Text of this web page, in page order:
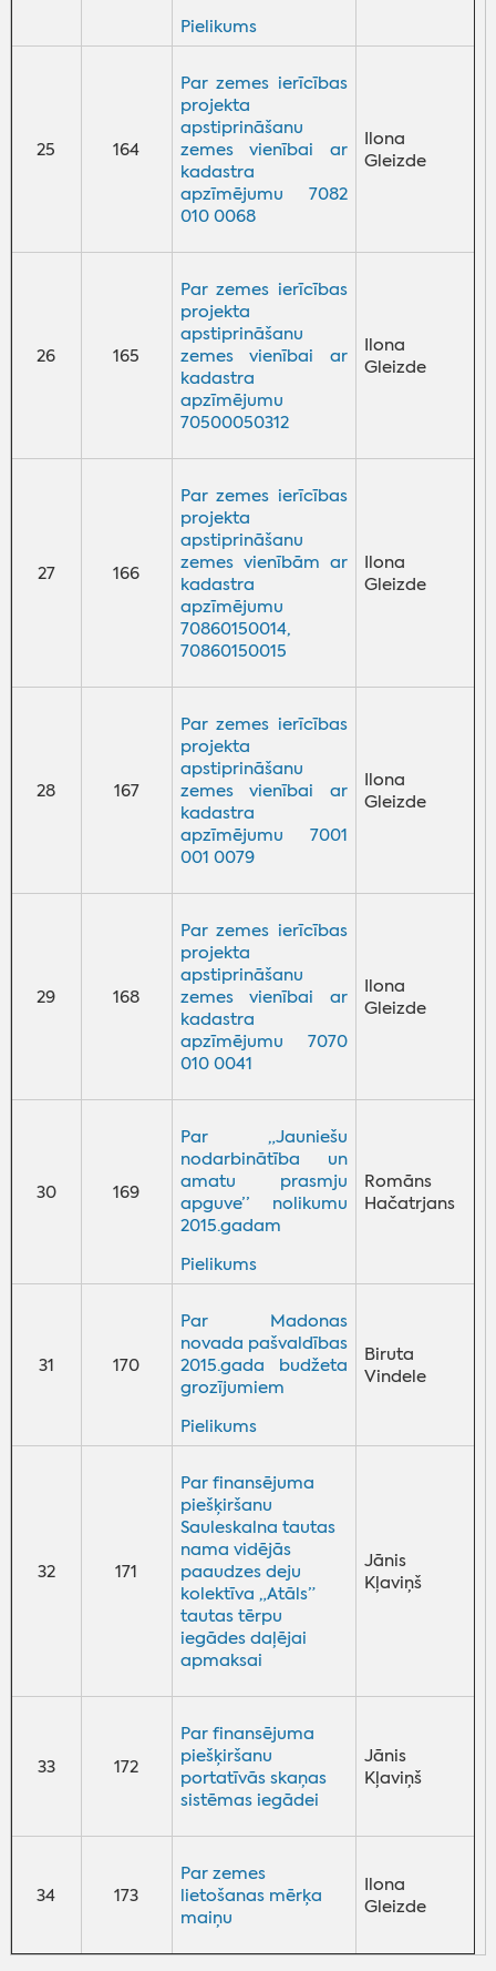
Pielikums
25 164
Par zemes ierīcības
projekta
apstiprināšanu
zemes vienībai ar
kadastra
apzīmējumu 7082
010 0068
Ilona
Gleizde
26 165
Par zemes ierīcības
projekta
apstiprināšanu
zemes vienībai ar
kadastra
apzīmējumu
70500050312
Ilona
Gleizde
27 166
Par zemes ierīcības
projekta
apstiprināšanu
zemes vienībām ar
kadastra
apzīmējumu
70860150014,
70860150015
Ilona
Gleizde
28 167
Par zemes ierīcības
projekta
apstiprināšanu
zemes vienībai ar
kadastra
apzīmējumu 7001
001 0079
Ilona
Gleizde
29 168
Par zemes ierīcības
projekta
apstiprināšanu
zemes vienībai ar
kadastra
apzīmējumu 7070
010 0041
Ilona
Gleizde
30 169
Par „Jauniešu
nodarbinātība un
amatu prasmju
apguve’’ nolikumu
2015.gadam
‌Pielikums
Romāns
Hačatrjans
31 170
Par Madonas
novada pašvaldības
2015.gada budžeta
grozījumiem
‌Pielikums
Biruta
Vindele
32 171
Par finansējuma
piešķiršanu
Sauleskalna tautas
nama vidējās
paaudzes deju
kolektīva „Atāls”
tautas tērpu
iegādes daļējai
apmaksai
Jānis
Kļaviņš
33 172
Par finansējuma
piešķiršanu
portatīvās skaņas
sistēmas iegādei
Jānis
Kļaviņš
34 173
Par zemes
lietošanas mērķa
maiņu
Ilona
Gleizde